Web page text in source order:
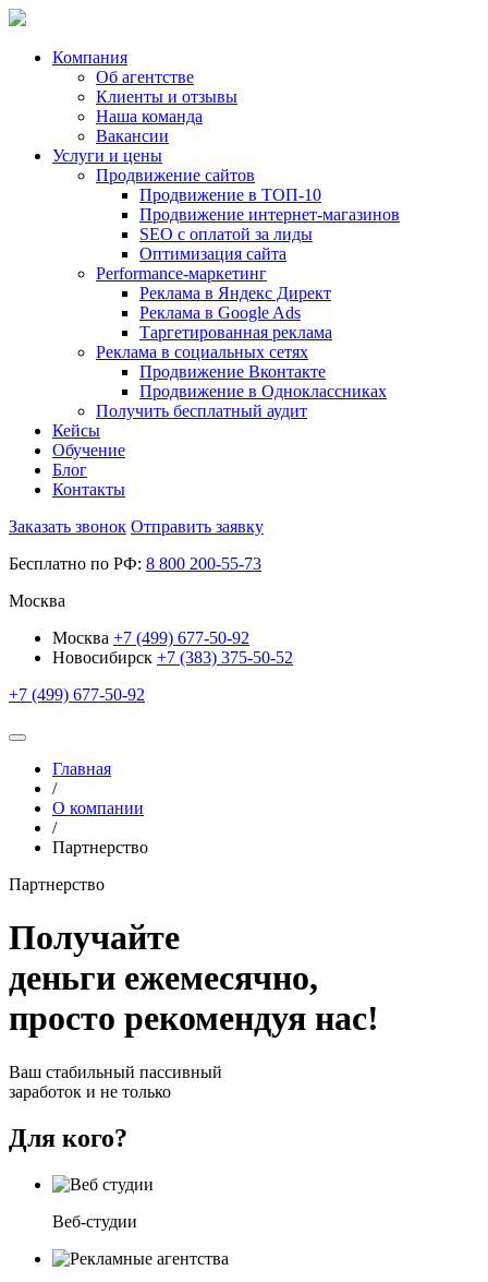
Компания
Об агентстве
Клиенты и отзывы
Наша команда
Вакансии
Услуги и цены
Продвижение сайтов
Продвижение в ТОП-10
Продвижение интернет-магазинов
SEO с оплатой за лиды
Оптимизация сайта
Performance-маркетинг
Реклама в Яндекс Директ
Реклама в Google Ads
Таргетированная реклама
Реклама в социальных сетях
Продвижение Вконтакте
Продвижение в Одноклассниках
Получить бесплатный аудит
Кейсы
Обучение
Блог
Контакты
Заказать звонок Отправить заявку
Бесплатно по РФ: 8 800 200-55-73
Москва
Москва +7 (499) 677-50-92
Новосибирск +7 (383) 375-50-52
+7 (499) 677-50-92
Главная
/
О компании
/
Партнерство
Партнерство
Получайте
деньги ежемесячно,
просто рекомендуя нас!
Ваш стабильный пассивный
заработок и не только
Для кого?
Веб-студии